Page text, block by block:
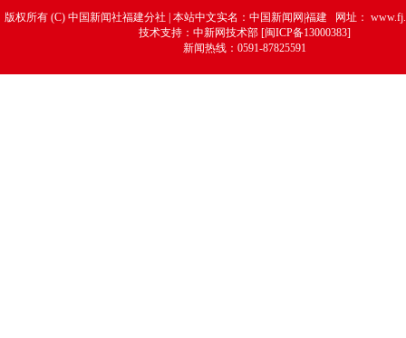
版权所有 (C) 中国新闻社福建分社 | 本站中文实名：中国新闻网|福建 网址：
技术支持：中新网技术部 [闽ICP备13000383]
新闻热线：0591-87825591